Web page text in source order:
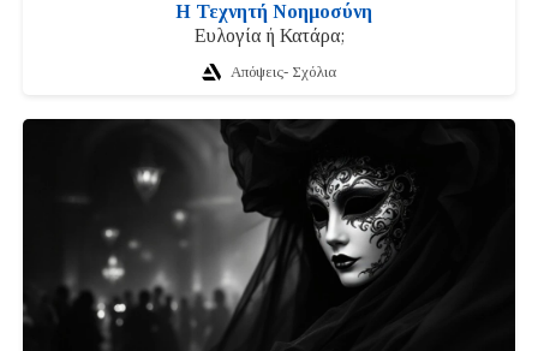
Η Τεχνητή Νοημοσύνη
Ευλογία ή Κατάρα;
Απόψεις- Σχόλια